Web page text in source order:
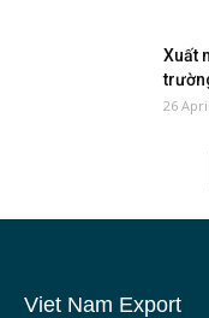
Xuất
26
Viet Nam Export